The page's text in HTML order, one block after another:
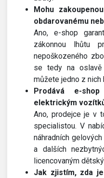
Mohu
obdarovanému
Ano, e-shop
zákonnou lhůtu
nepoškozeného
se tedy na oslavě
můžete jedno z
Prodává e-
elektrickým
Ano, prodejce je v
specialistou. V
náhradních
a dalších
licencovaným
Jak zjistím, zda